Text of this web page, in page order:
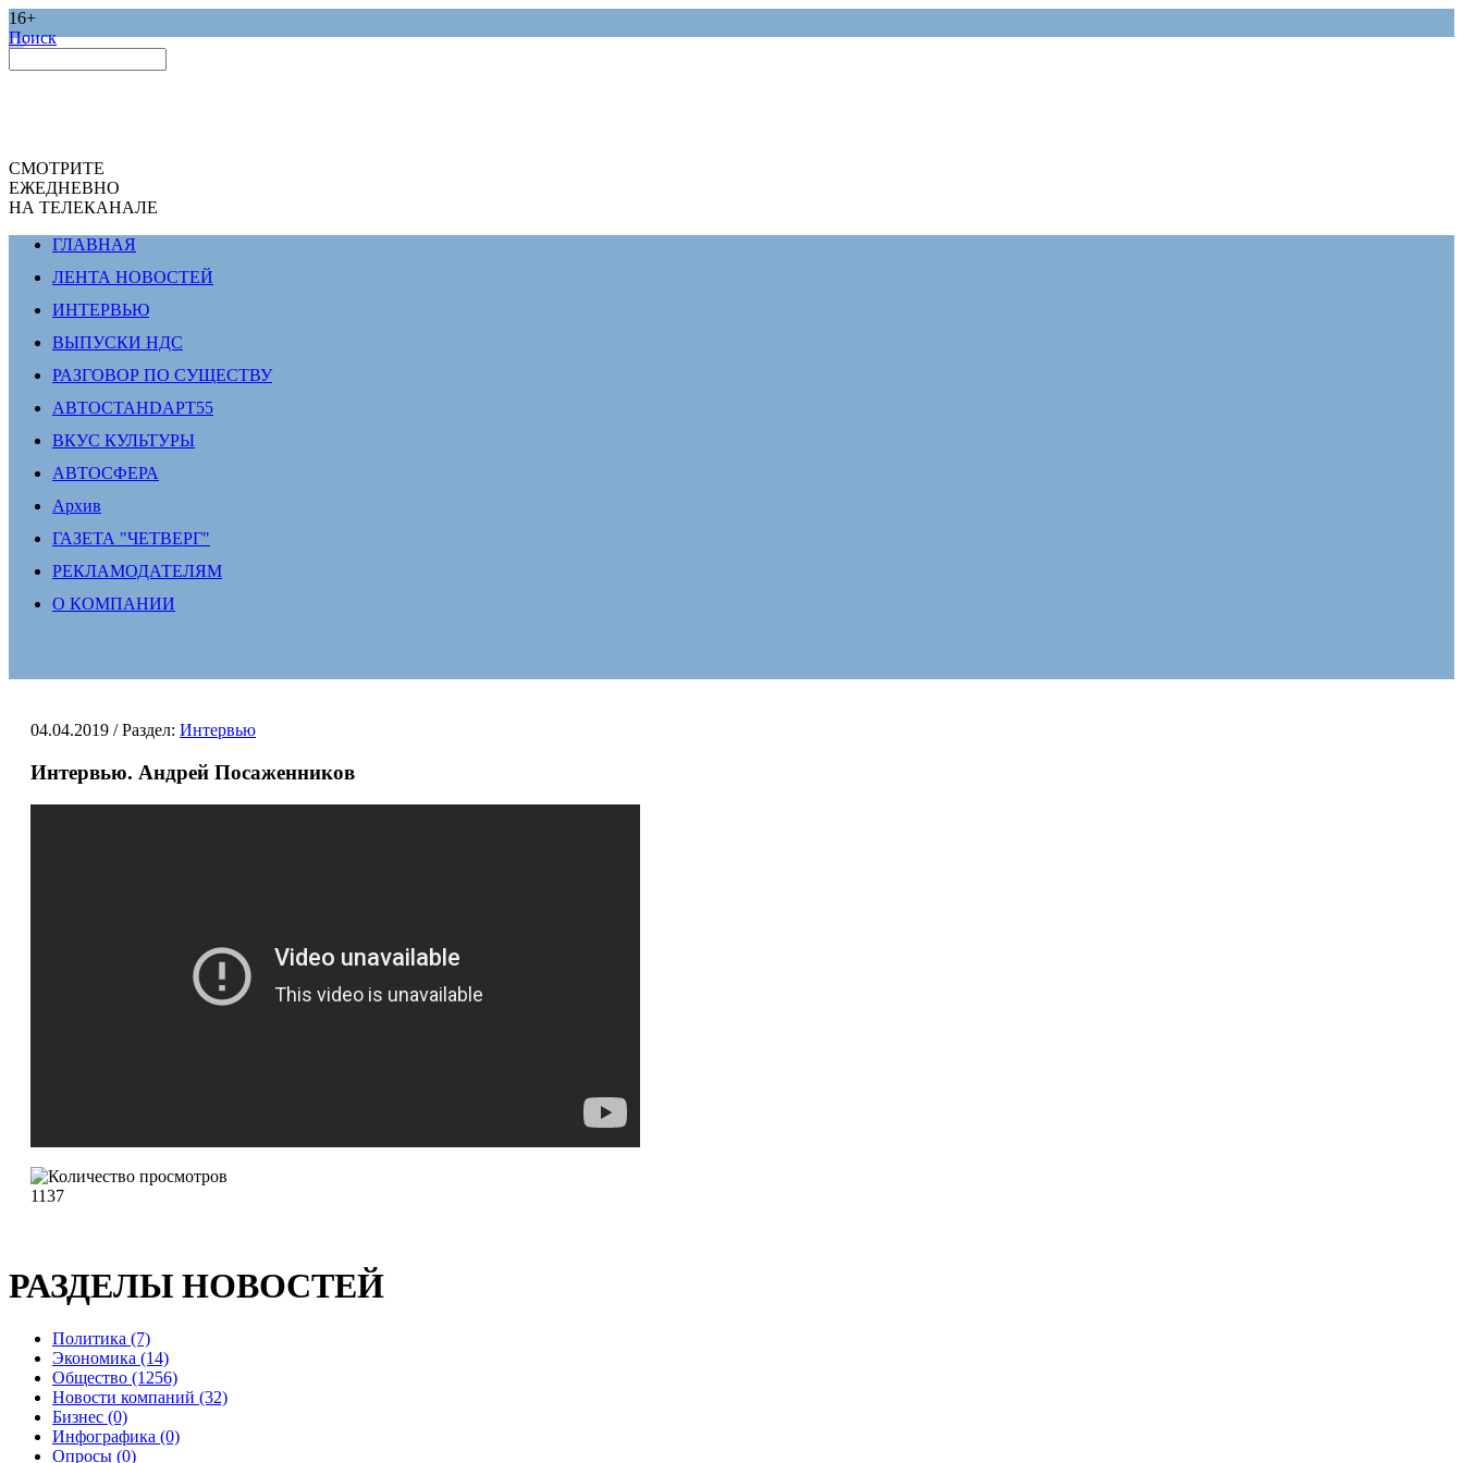
16+
Поиск
СМОТРИТЕ
ЕЖЕДНЕВНО
НА ТЕЛЕКАНАЛЕ
ГЛАВНАЯ
ЛЕНТА НОВОСТЕЙ
ИНТЕРВЬЮ
ВЫПУСКИ НДС
РАЗГОВОР ПО СУЩЕСТВУ
АВТОСТАНDАРТ55
ВКУС КУЛЬТУРЫ
АВТОСФЕРА
Архив
ГАЗЕТА "ЧЕТВЕРГ"
РЕКЛАМОДАТЕЛЯМ
О КОМПАНИИ
04.04.2019 / Раздел: Интервью
Интервью. Андрей Посаженников
1137
РАЗДЕЛЫ НОВОСТЕЙ
Политика (7)
Экономика (14)
Общество (1256)
Новости компаний (32)
Бизнес (0)
Инфографика (0)
Опросы (0)